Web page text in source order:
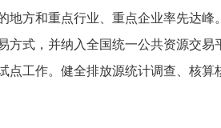
地方和重点行业、重点企业率先达
方式，并纳入全国统一公共资源交
点工作。健全排放源统计调查、核